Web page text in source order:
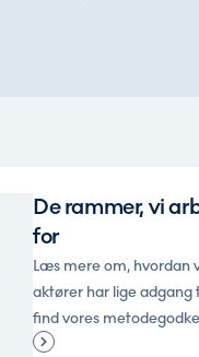
De rammer, vi
for
Læs mere om, hvordan
aktører har lige adgang
find vores